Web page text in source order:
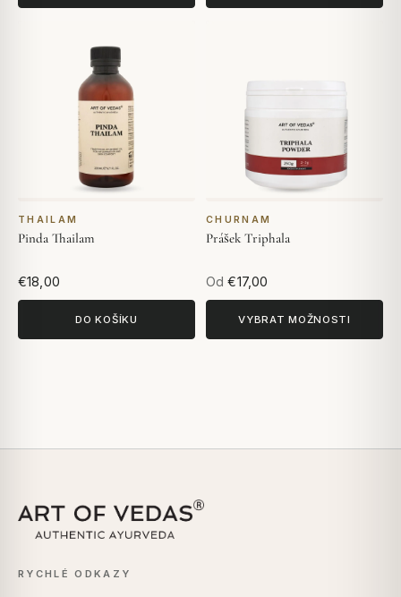
THAILAM
Pinda Thailam
€18,00
DO KOŠÍKU
CHURNAM
Prášek Triphala
Od €17,00
VYBRAT MOŽNOSTI
RYCHLÉ ODKAZY